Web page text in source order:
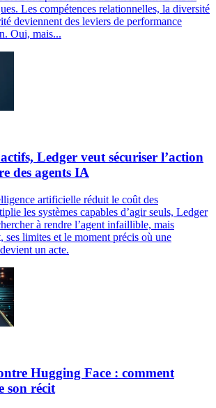
Les compétences relationnelles, la diversité
deviennent des leviers de performance
Oui, mais...
Ledger veut sécuriser l’action
des agents IA
artificielle réduit le coût des
les systèmes capables d’agir seuls, Ledger
à rendre l’agent infaillible, mais
ses limites et le moment précis où une
un acte.
Hugging Face : comment
son récit